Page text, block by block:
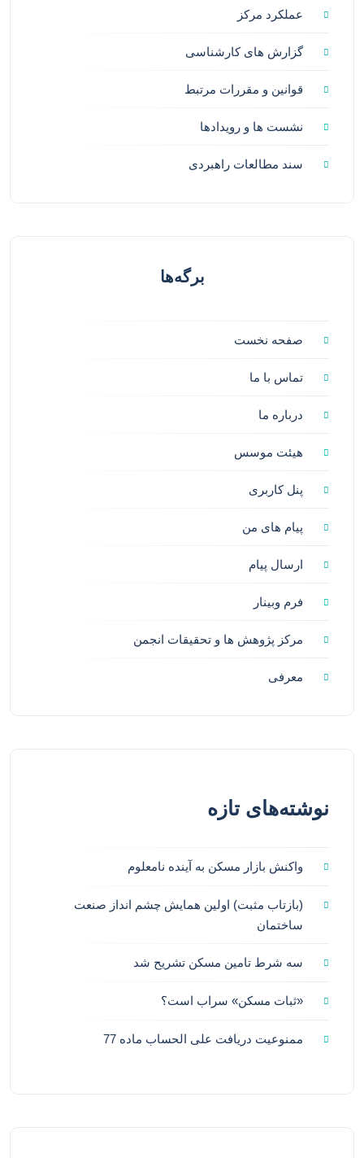
عملکرد مرکز
گزارش های کارشناسی
قوانین و مقررات مرتبط
نشست ها و رویدادها
سند مطالعات راهبردی
برگه‌ها
صفحه نخست
تماس با ما
درباره ما
هیئت موسس
پنل کاربری
پیام های من
ارسال پیام
فرم وبینار
مرکز پژوهش ها و تحقیقات انجمن
معرفی
نوشته‌های تازه
واکنش بازار مسکن به آینده نامعلوم
(بازتاب مثبت) اولین همایش چشم انداز صنعت
ساختمان
سه شرط تامین مسکن تشریح شد
«ثبات مسکن» سراب است؟
ممنوعیت دریافت علی الحساب ماده 77